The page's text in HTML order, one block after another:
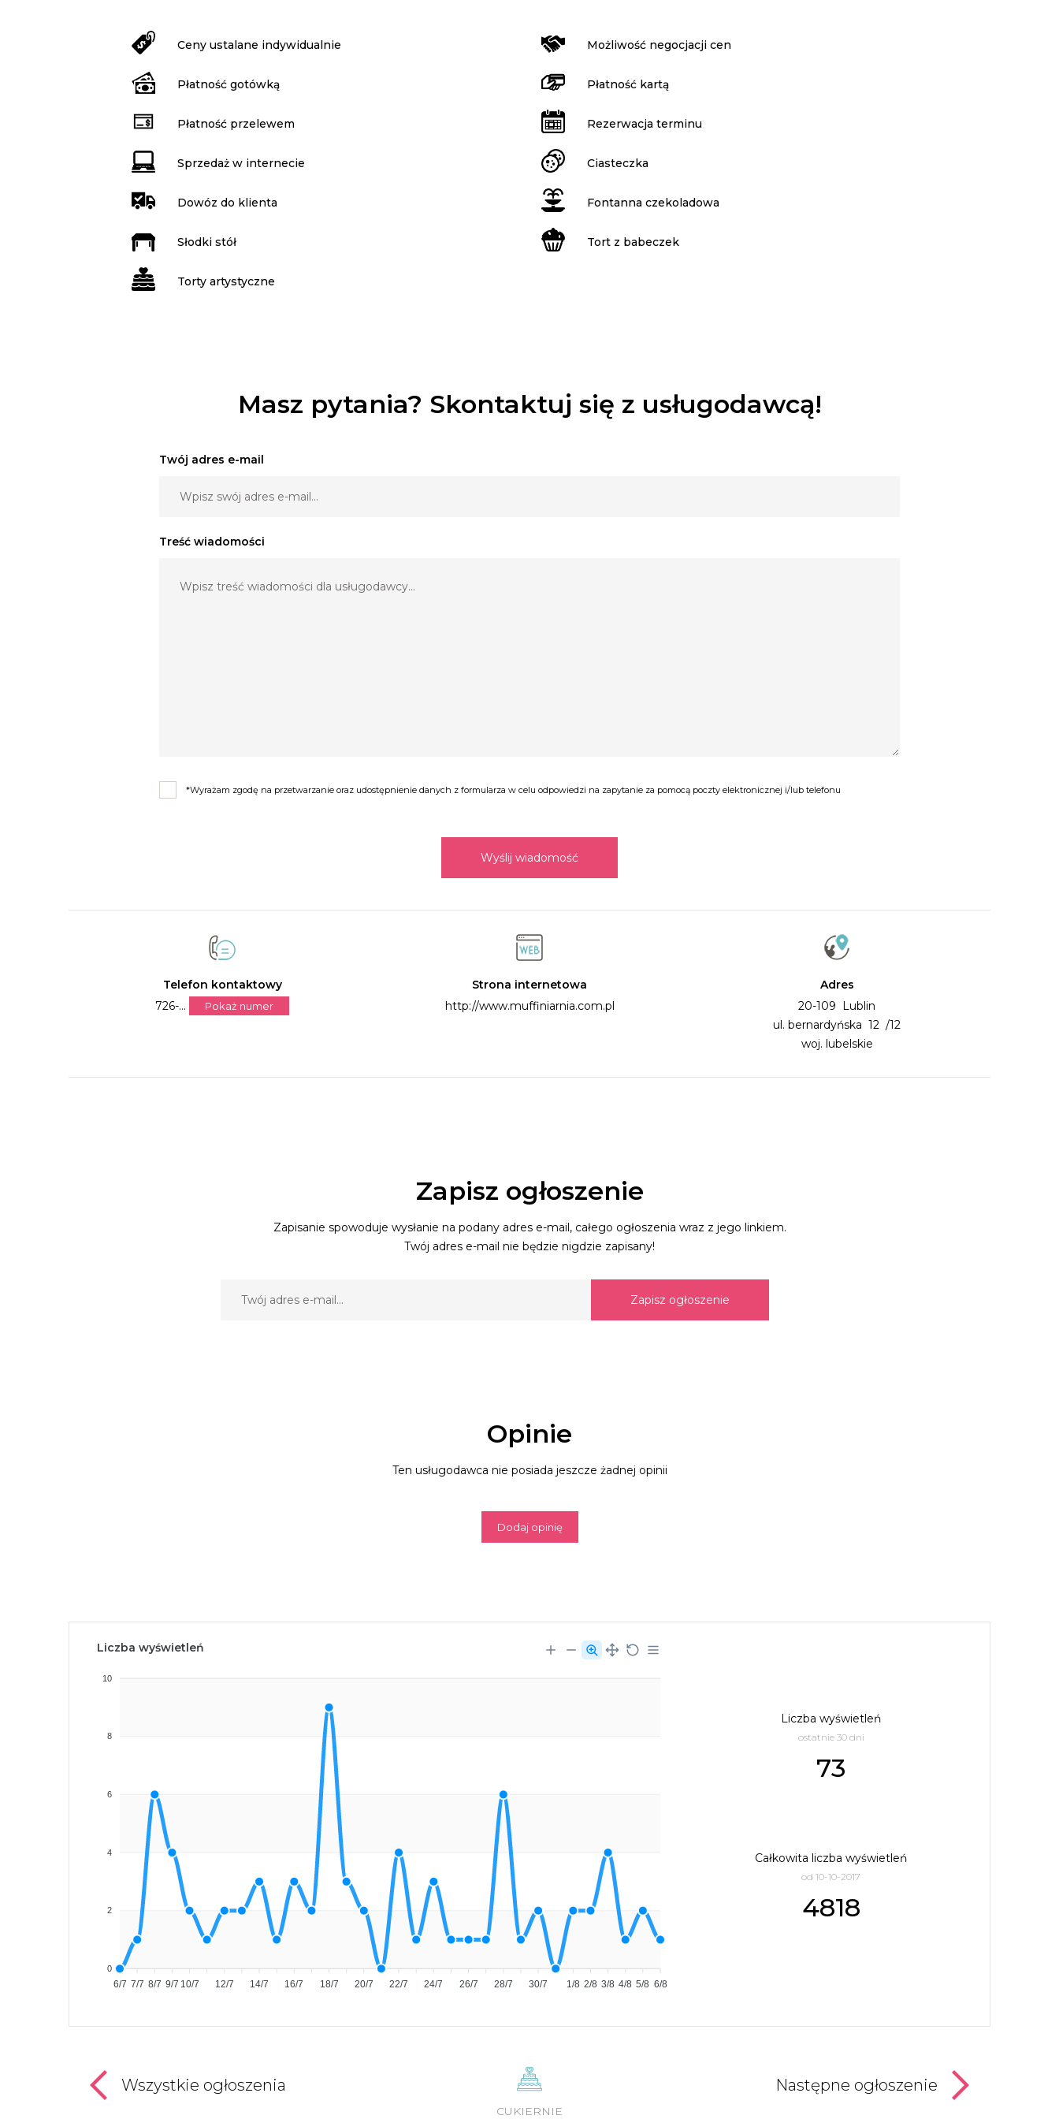
Ceny ustalane indywidualnie Możliwość negocjacji cen
Płatność gotówką Płatność kartą
Płatność przelewem Rezerwacja terminu
Sprzedaż w internecie Ciasteczka
Dowóz do klienta Fontanna czekoladowa
Słodki stół Tort z babeczek
Torty artystyczne
Masz pytania? Skontaktuj się z usługodawcą!
Twój adres e-mail
Treść wiadomości
*Wyrażam zgodę na przetwarzanie oraz udostępnienie danych z formularza w celu odpowiedzi na zapytanie za pomocą poczty elektronicznej i/lub telefonu
Wyślij wiadomość
Telefon kontaktowy
726-...
Pokaż numer
Strona internetowa
http://www.muffiniarnia.com.pl
Adres
20-109 Lublin
ul. bernardyńska 12 /12
woj. lubelskie
Zapisz ogłoszenie
Zapisanie spowoduje wysłanie na podany adres e-mail, całego ogłoszenia wraz z jego linkiem.
Twój adres e-mail nie będzie nigdzie zapisany!
Zapisz ogłoszenie
Opinie
Ten usługodawca nie posiada jeszcze żadnej opinii
Dodaj opinię
Liczba wyświetleń
10
8
6
4
2
0
6/7 7/7 8/7 9/7 10/7 12/7 14/7 16/7 18/7 20/7 22/7 24/7 26/7 28/7 30/7 1/8 2/8 3/8 4/8 5/8 6/8
Liczba wyświetleń
ostatnie 30 dni
73
Całkowita liczba wyświetleń
od 10-10-2017
4818
Wszystkie ogłoszenia
CUKIERNIE
Następne ogłoszenie